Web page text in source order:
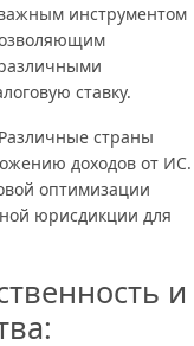
инструментом
ставку.
страны
доходов от ИС.
оптимизации
юрисдикции для
и